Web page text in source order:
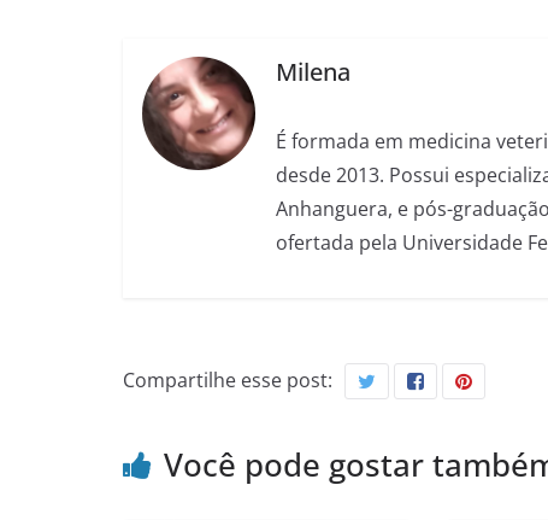
Milena
É formada em medicina
desde 2013. Possui
Anhanguera, e pós-
ofertada pela Universidade
Compartilhe esse post:
Você pode gostar